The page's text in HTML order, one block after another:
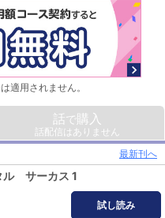
適用されません。
話で購入
話配信はありません
最新刊へ
ル サーカス 1
試し読み